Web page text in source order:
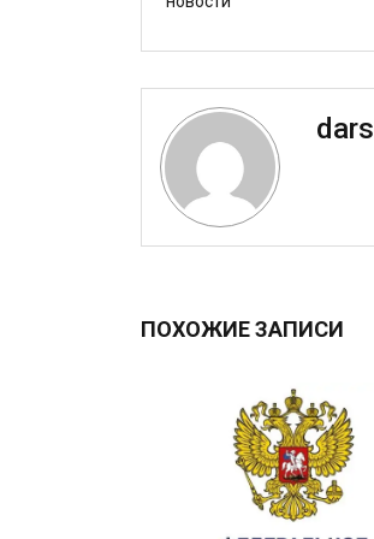
dars
ПОХОЖИЕ ЗАПИСИ